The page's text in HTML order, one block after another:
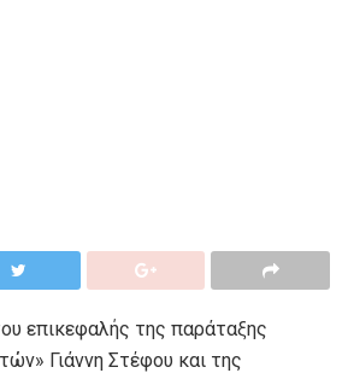
επικεφαλής της παράταξης
Γιάννη Στέφου και της